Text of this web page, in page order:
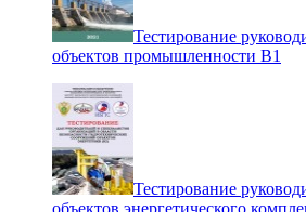
Тестирование
объектов промышленности В1
Тестирование
объектов энергетического